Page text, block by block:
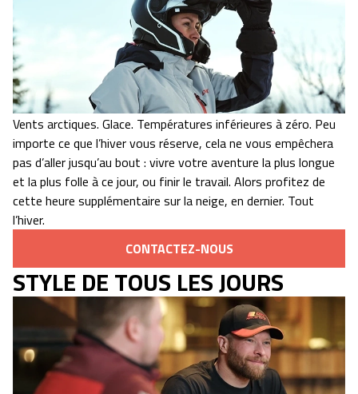
Vents arctiques. Glace. Températures inférieures à zéro. Peu
importe ce que l’hiver vous réserve, cela ne vous empêchera
pas d’aller jusqu’au bout : vivre votre aventure la plus longue
et la plus folle à ce jour, ou finir le travail. Alors profitez de
cette heure supplémentaire sur la neige, en dernier. Tout
l’hiver.
CONTACTEZ-NOUS
STYLE DE TOUS LES JOURS